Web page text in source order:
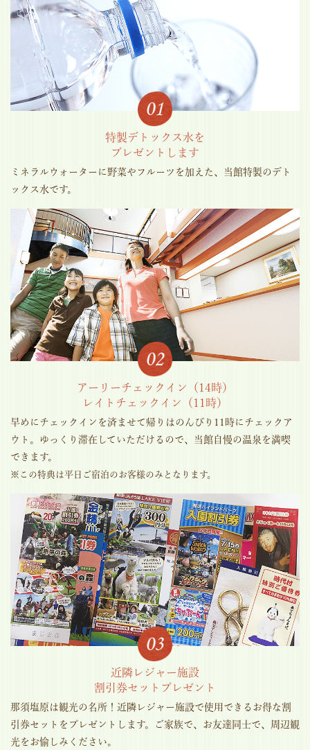
特製デトックス水を
プレゼントします
ミネラルウォーターに野菜やフルーツを加えた、当館特製のデト
ックス水です。
アーリーチェックイン（14時）
レイトチェックイン（11時）
早めにチェックインを済ませて帰りはのんびり11時にチェックア
ウト。ゆっくり滞在していただけるので、当館自慢の温泉を満喫
できます。
※この特典は平日ご宿泊のお客様のみとなります。
近隣レジャー施設
割引券セットプレゼント
那須塩原は観光の名所！近隣レジャー施設で使用できるお得な割
引券セットをプレゼントします。ご家族で、お友達同士で、周辺観
光をお愉しみください。